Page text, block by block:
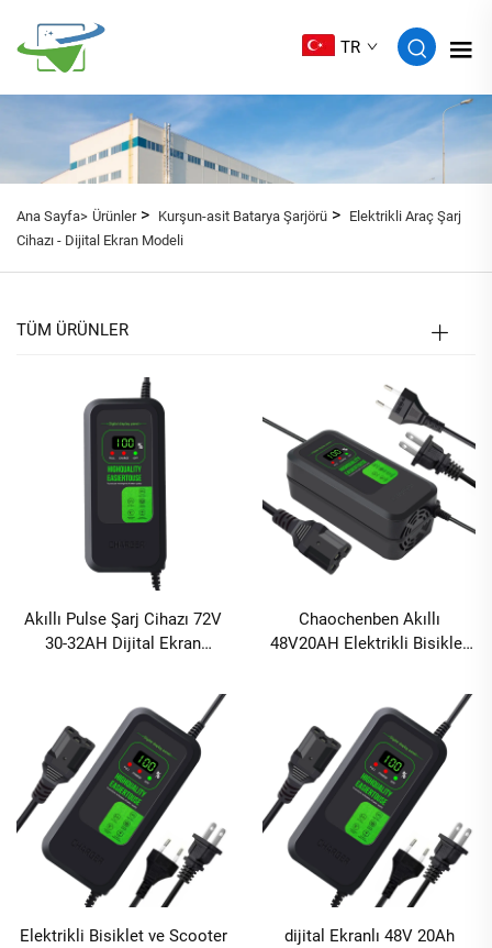
TR
Ana Sayfa> Ürünler> Kurşun-asit Batarya Şarjörü > Elektrikli Araç Şarj
Cihazı - Dijital Ekran Modeli
TÜM ÜRÜNLER
Akıllı Pulse Şarj Cihazı 72V
30-32AH Dijital Ekran
Şarj Cihazı Kurşun Asit Şarj
Aleti AC ve DC Bağlantı
Noktaları
Chaochenben Akıllı
48V20AH Elektrikli Bisiklet
ABS Malzeme Hızlı Şarj Aşırı
Şarj Korumalı
Elektrikli Bisiklet ve Scooter
dijital Ekranlı 48V 20Ah